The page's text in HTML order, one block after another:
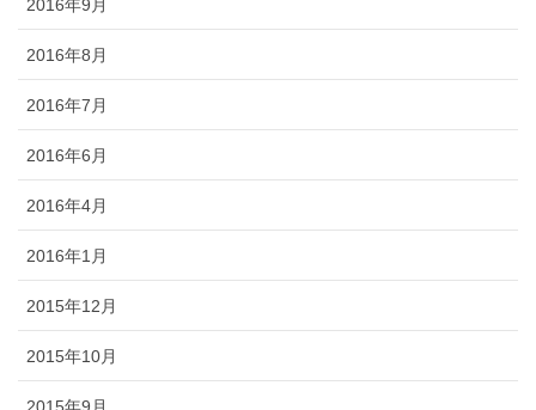
2016年9月
2016年8月
2016年7月
2016年6月
2016年4月
2016年1月
2015年12月
2015年10月